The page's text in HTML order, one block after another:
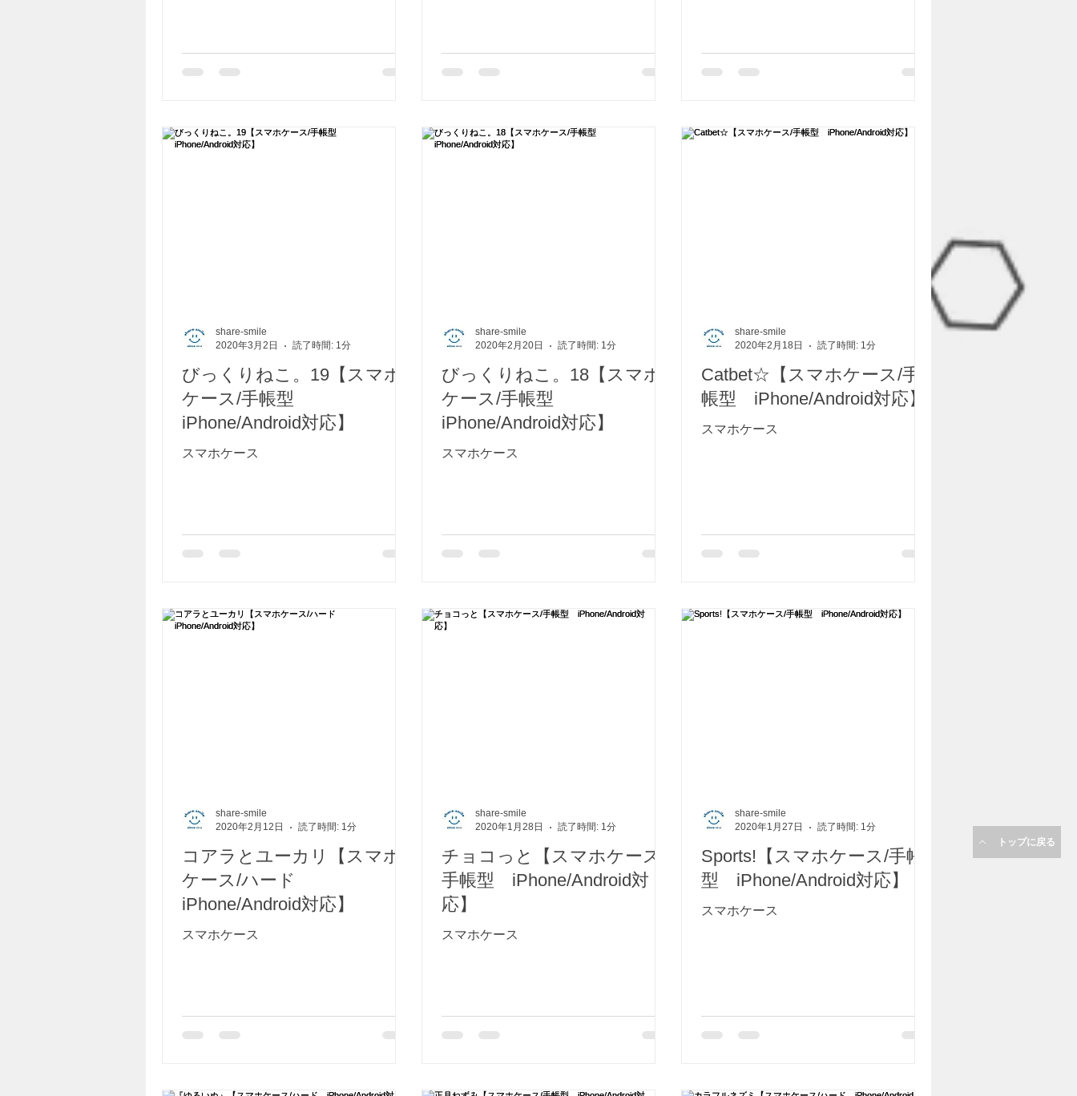
トップに戻る
びっくりねこ。19【スマホ
ケース/手帳型
iPhone/Android対応】
スマホケース
share-smile
2020年3月2日
読了時間: 1分
びっくりねこ。18【スマホ
ケース/手帳型
iPhone/Android対応】
スマホケース
share-smile
2020年2月20日
読了時間: 1分
Catbet☆【スマホケース/手
帳型 iPhone/Android対応】
スマホケース
share-smile
2020年2月18日
読了時間: 1分
コアラとユーカリ【スマホ
ケース/ハード
iPhone/Android対応】
スマホケース
share-smile
2020年2月12日
読了時間: 1分
チョコっと【スマホケース/
手帳型 iPhone/Android対
応】
スマホケース
share-smile
2020年1月28日
読了時間: 1分
Sports!【スマホケース/手帳
型 iPhone/Android対応】
スマホケース
share-smile
2020年1月27日
読了時間: 1分